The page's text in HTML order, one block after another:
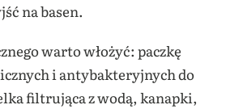
na basen.
warto włożyć: paczkę
i antybakteryjnych do
filtrująca z wodą, kanapki,